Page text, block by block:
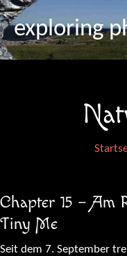
Zum
Inhalt
springen
exploring
Chapter 15 – Am
Tiny Me
Seit dem 7. September